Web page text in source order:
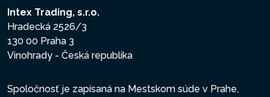
Intex Trading, s.r.o.
Hradecká 2526/3
130 00 Praha 3
Vinohrady - Česká republika
Spoločnosť je zapísaná na Mestskom súde v Prahe,